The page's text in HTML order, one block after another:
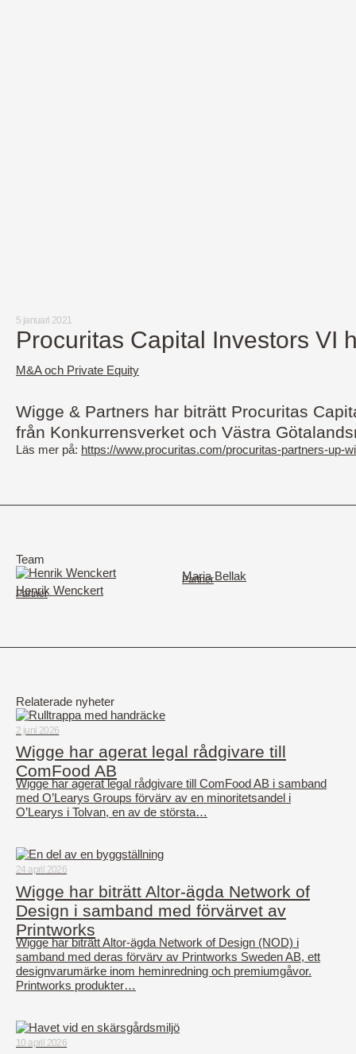
5 januari 2021
Procuritas Capital Investors VI
M&A och Private Equity
Wigge & Partners har biträtt Procuritas
från Konkurrensverket och Västra
Läs mer på: https://www.procuritas.com/procuritas-partners-up-
Team
Henrik Wenckert
Partner
Maria Bellak
Partner
Relaterade nyheter
2 juni 2026
Wigge har agerat legal rådgivare till
ComFood AB
Wigge har agerat legal rådgivare till ComFood AB i samband
med O’Learys Groups förvärv av en minoritetsandel i
O’Learys i Tolvan, en av de största…
24 april 2026
Wigge har biträtt Altor-ägda Network of
Design i samband med förvärvet av
Printworks
Wigge har biträtt Altor-ägda Network of Design (NOD) i
samband med deras förvärv av Printworks Sweden AB, ett
designvarumärke inom heminredning och premiumgåvor.
Printworks produkter…
10 april 2026